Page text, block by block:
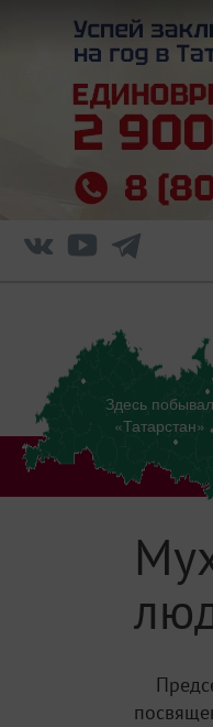
Здесь побывал
«Татарстан»